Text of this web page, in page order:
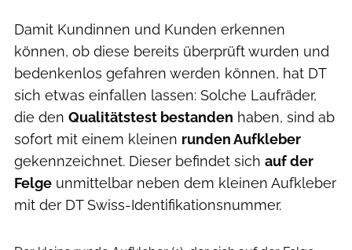
Damit Kundinnen und Kunden erkennen
können, ob diese bereits überprüft wurden und
bedenkenlos gefahren werden können, hat DT
sich etwas einfallen lassen: Solche Laufräder,
die den Qualitätstest bestanden haben, sind ab
sofort mit einem kleinen runden Aufkleber
gekennzeichnet. Dieser befindet sich auf der
Felge unmittelbar neben dem kleinen Aufkleber
mit der DT Swiss-Identifikationsnummer.